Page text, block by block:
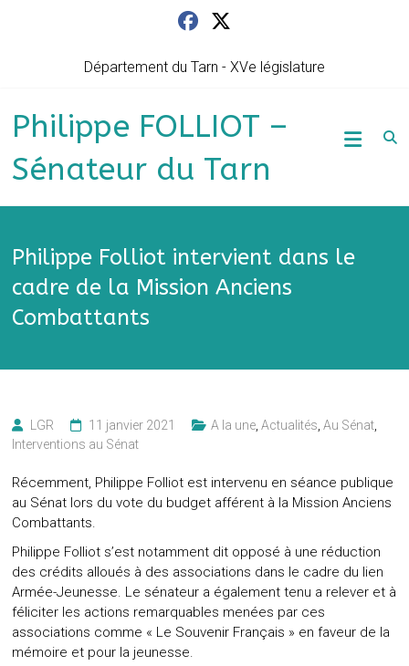
Département du Tarn - XVe législature
Philippe FOLLIOT –
Sénateur du Tarn
Philippe Folliot intervient dans le
cadre de la Mission Anciens
Combattants
LGR 11 janvier 2021 A la une ,Actualités ,Au Sénat
Interventions au Sénat
Récemment, Philippe Folliot est intervenu en séance publique
au Sénat lors du vote du budget afférent à la Mission Anciens
Combattants.
Philippe Folliot s’est notamment dit opposé à une réduction
des crédits alloués à des associations dans le cadre du lien
Armée-Jeunesse. Le sénateur a également tenu a relever et à
féliciter les actions remarquables menées par ces
associations comme « Le Souvenir Français » en faveur de la
mémoire et pour la jeunesse.